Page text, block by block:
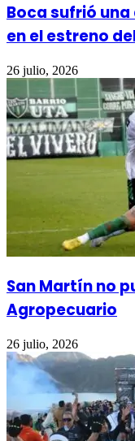
Boca sufrió
en el estreno
26 julio, 2026
San Martín no
Agropecuario
26 julio, 2026